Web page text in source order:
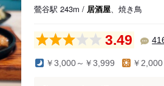
鶯谷駅 243m / 居酒屋、焼き鳥
3.49
￥3,000～￥3,999 ￥